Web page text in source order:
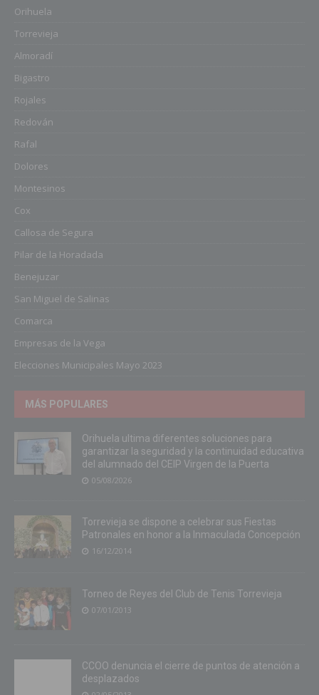
Orihuela
Torrevieja
Almoradí
Bigastro
Rojales
Redován
Rafal
Dolores
Montesinos
Cox
Callosa de Segura
Pilar de la Horadada
Benejuzar
San Miguel de Salinas
Comarca
Empresas de la Vega
Elecciones Municipales Mayo 2023
MÁS POPULARES
Orihuela ultima diferentes soluciones para
garantizar la seguridad y la continuidad educativa
del alumnado del CEIP Virgen de la Puerta
05/08/2026
Torrevieja se dispone a celebrar sus Fiestas
Patronales en honor a la Inmaculada Concepción
16/12/2014
Torneo de Reyes del Club de Tenis Torrevieja
07/01/2013
CCOO denuncia el cierre de puntos de atención a
desplazados